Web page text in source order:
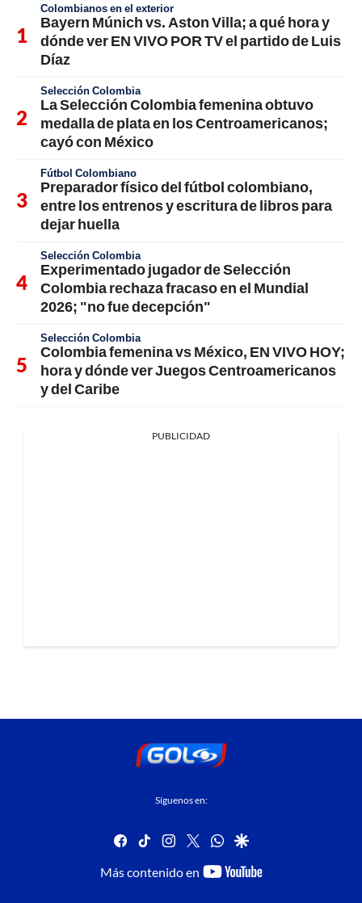
Colombianos en el exterior
Bayern Múnich vs. Aston Villa; a qué hora y
dónde ver EN VIVO POR TV el partido de Luis
Díaz
Selección Colombia
La Selección Colombia femenina obtuvo
medalla de plata en los Centroamericanos;
cayó con México
Fútbol Colombiano
Preparador físico del fútbol colombiano,
entre los entrenos y escritura de libros para
dejar huella
Selección Colombia
Experimentado jugador de Selección
Colombia rechaza fracaso en el Mundial
2026; "no fue decepción"
Selección Colombia
Colombia femenina vs México, EN VIVO HOY;
hora y dónde ver Juegos Centroamericanos
y del Caribe
PUBLICIDAD
Síguenos en:
facebook
tiktok instagram
twitterwhatsapp
google
Más contenido en
youtube-